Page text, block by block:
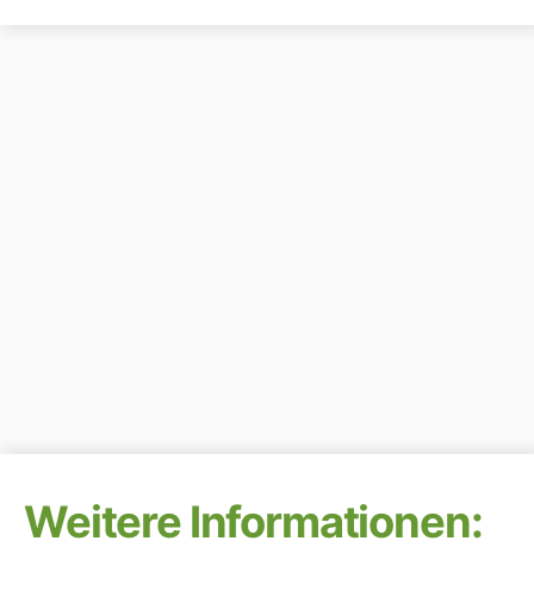
Weitere Informationen: